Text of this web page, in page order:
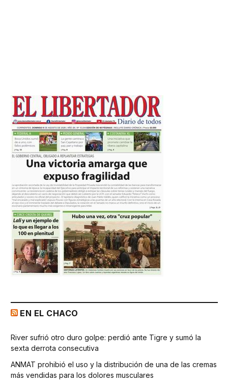
EN EL CHACO
River sufrió otro duro golpe: perdió ante Tigre y sumó la
sexta derrota consecutiva
ANMAT prohibió el uso y la distribución de una de las cremas
más vendidas para los dolores musculares